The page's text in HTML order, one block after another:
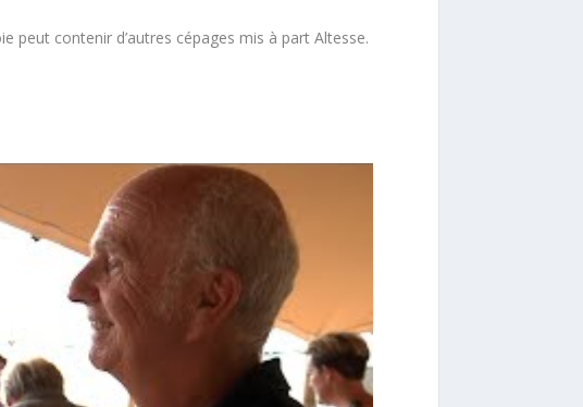
peut contenir d’autres cépages mis à part Altesse.